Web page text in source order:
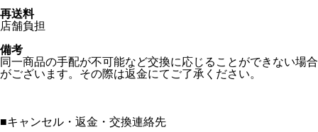
再送料
店舗負担
備考
同一商品の手配が不可能など交換に応じることができない場合
がございます。その際は返金にてご了承ください。
■キャンセル・返金・交換連絡先